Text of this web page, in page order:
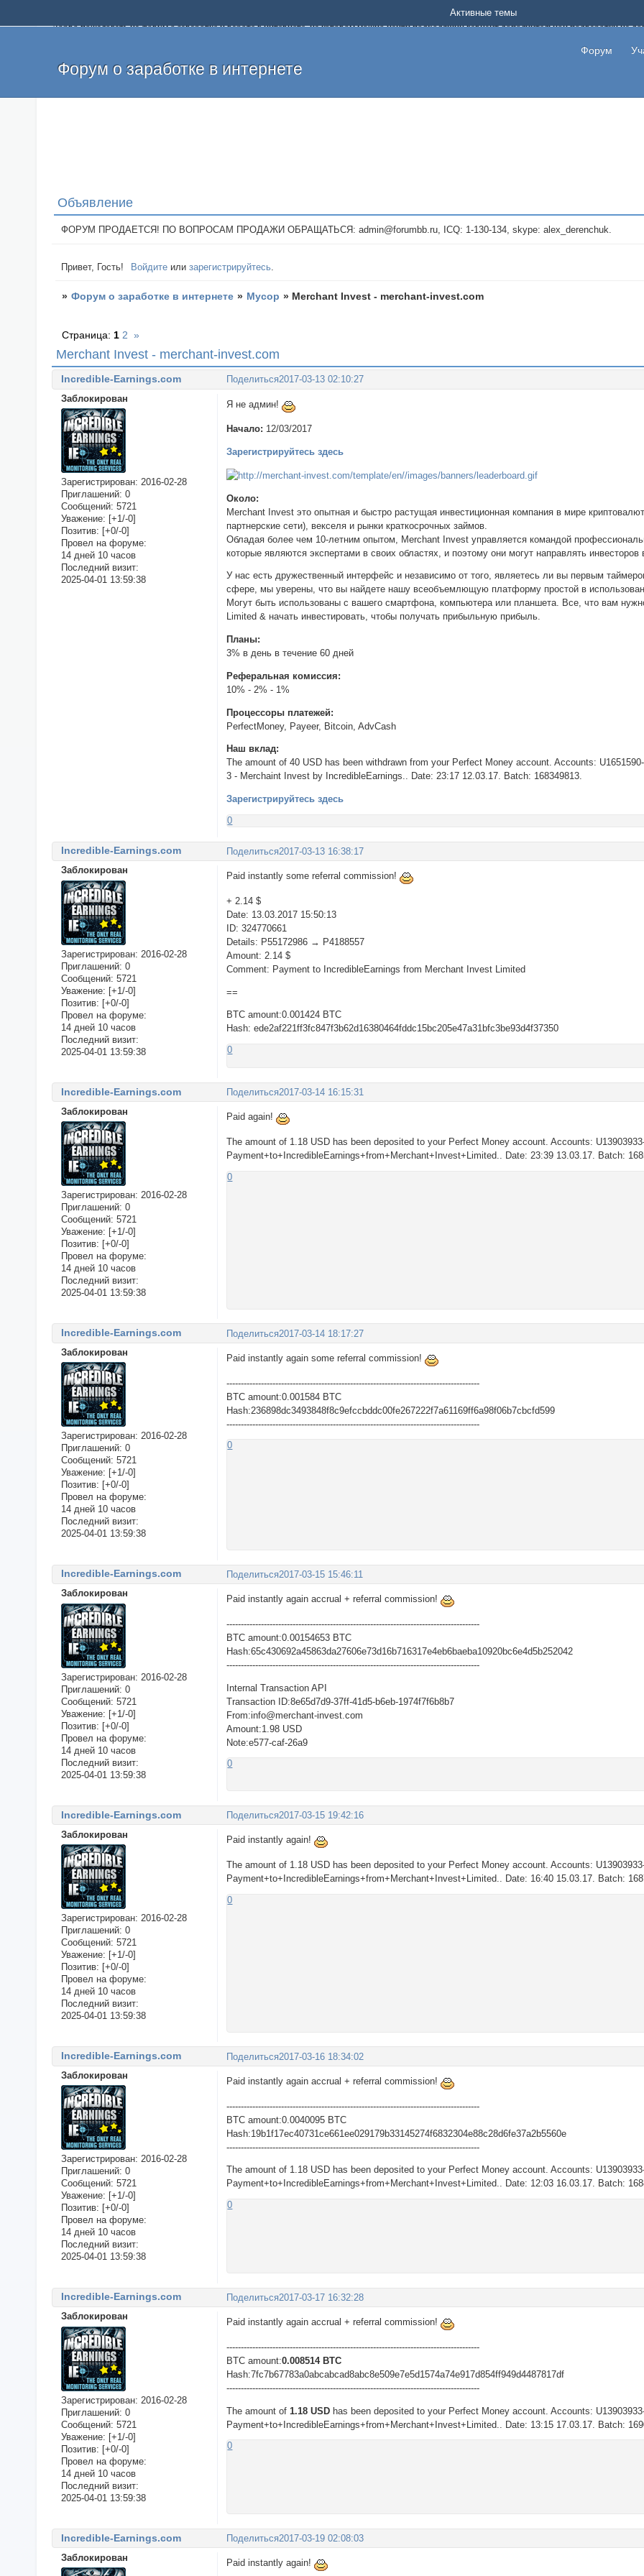
Добро пожаловать на форум о заработке и работе в интернете, на котором можно найти подходящий вариант дополнительной подработки на
и оставлять свои отзывы. Если вы знаете, что определенный проект или сайт не платит, то указывайте в теме что это лохотрон, чтобы другие
легкие деньги без вложений и регистрации уже сегодня. Создавайте новые темы, размещайте объявления со своими пригласительными
Форум о заработке в интернете
Форум
Активные темы
Объявление
ФОРУМ ПРОДАЕТСЯ! ПО ВОПРОСАМ ПРОДАЖИ ОБРАЩАТЬСЯ: admin@forumbb.ru, ICQ: 1-130-134, skype: alex_derenchuk.
Привет, Гость! Войдите илизарегистрируйтесь.
» Форум о заработке в интернете » Мусор » Merchant Invest - merchant-invest.com
Merchant Invest - merchant-invest.com
Страница: 1 2 »
Поделиться2017-03-13 02:10:27
Incredible-Earnings.com
Заблокирован
Зарегистрирован: 2016-02-28
Приглашений: 0
Сообщений: 5721
Уважение: [+1/-0]
Позитив: [+0/-0]
Провел на форуме:
14 дней 10 часов
Последний визит:
2025-04-01 13:59:38
Я не админ!
Начало: 12/03/2017
Зарегистрируйтесь здесь
Около:
Merchant Invest это опытная и быстро растущая инвестиционная компания в мире
партнерские сети), векселя и рынки краткосрочных займов.
Обладая более чем 10-летним опытом, Merchant Invest управляется командой
которые являются экспертами в своих областях, и поэтому они могут направлять
У нас есть дружественный интерфейс и независимо от того, являетесь ли вы первым
сфере, мы уверены, что вы найдете нашу всеобъемлющую платформу простой в
Могут быть использованы с вашего смартфона, компьютера или планшета. Все, что вам
Limited & начать инвестировать, чтобы получать прибыльную прибыль.
Планы:
3% в день в течение 60 дней
Реферальная комиссия:
10% - 2% - 1%
Процессоры платежей:
PerfectMoney, Payeer, Bitcoin, AdvCash
Наш вклад:
The amount of 40 USD has been withdrawn from your Perfect Money account. Accounts:
3 - Merchaint Invest by IncredibleEarnings.. Date: 23:17 12.03.17. Batch: 168349813.
Зарегистрируйтесь здесь
0
Поделиться2017-03-13 16:38:17
Incredible-Earnings.com
Заблокирован
Зарегистрирован: 2016-02-28
Приглашений: 0
Сообщений: 5721
Уважение: [+1/-0]
Позитив: [+0/-0]
Провел на форуме:
14 дней 10 часов
Последний визит:
2025-04-01 13:59:38
Paid instantly some referral commission!
+ 2.14 $
Date: 13.03.2017 15:50:13
ID: 324770661
Details: P55172986 → P4188557
Amount: 2.14 $
Comment: Payment to IncredibleEarnings from Merchant Invest Limited
==
BTC amount:0.001424 BTC
Hash: ede2af221ff3fc847f3b62d16380464fddc15bc205e47a31bfc3be93d4f37350
0
Поделиться2017-03-14 16:15:31
Incredible-Earnings.com
Заблокирован
Зарегистрирован: 2016-02-28
Приглашений: 0
Сообщений: 5721
Уважение: [+1/-0]
Позитив: [+0/-0]
Провел на форуме:
14 дней 10 часов
Последний визит:
2025-04-01 13:59:38
Paid again!
The amount of 1.18 USD has been deposited to your Perfect Money account. Accounts:
Payment+to+IncredibleEarnings+from+Merchant+Invest+Limited.. Date: 23:39 13.03.17. Batch:
0
Поделиться2017-03-14 18:17:27
Incredible-Earnings.com
Заблокирован
Зарегистрирован: 2016-02-28
Приглашений: 0
Сообщений: 5721
Уважение: [+1/-0]
Позитив: [+0/-0]
Провел на форуме:
14 дней 10 часов
Последний визит:
2025-04-01 13:59:38
Paid instantly again some referral commission!
----------------------------------------------------------------------------------------
BTC amount:0.001584 BTC
Hash:236898dc3493848f8c9efccbddc00fe267222f7a61169ff6a98f06b7cbcfd599
----------------------------------------------------------------------------------------
0
Поделиться2017-03-15 15:46:11
Incredible-Earnings.com
Заблокирован
Зарегистрирован: 2016-02-28
Приглашений: 0
Сообщений: 5721
Уважение: [+1/-0]
Позитив: [+0/-0]
Провел на форуме:
14 дней 10 часов
Последний визит:
2025-04-01 13:59:38
Paid instantly again accrual + referral commission!
----------------------------------------------------------------------------------------
BTC amount:0.00154653 BTC
Hash:65c430692a45863da27606e73d16b716317e4eb6baeba10920bc6e4d5b252042
----------------------------------------------------------------------------------------
Internal Transaction API
Transaction ID:8e65d7d9-37ff-41d5-b6eb-1974f7f6b8b7
From:info@merchant-invest.com
Amount:1.98 USD
Note:e577-caf-26a9
0
Поделиться2017-03-15 19:42:16
Incredible-Earnings.com
Заблокирован
Зарегистрирован: 2016-02-28
Приглашений: 0
Сообщений: 5721
Уважение: [+1/-0]
Позитив: [+0/-0]
Провел на форуме:
14 дней 10 часов
Последний визит:
2025-04-01 13:59:38
Paid instantly again!
The amount of 1.18 USD has been deposited to your Perfect Money account. Accounts:
Payment+to+IncredibleEarnings+from+Merchant+Invest+Limited.. Date: 16:40 15.03.17. Batch:
0
Поделиться2017-03-16 18:34:02
Incredible-Earnings.com
Заблокирован
Зарегистрирован: 2016-02-28
Приглашений: 0
Сообщений: 5721
Уважение: [+1/-0]
Позитив: [+0/-0]
Провел на форуме:
14 дней 10 часов
Последний визит:
2025-04-01 13:59:38
Paid instantly again accrual + referral commission!
----------------------------------------------------------------------------------------
BTC amount:0.0040095 BTC
Hash:19b1f17ec40731ce661ee029179b33145274f6832304e88c28d6fe37a2b5560e
----------------------------------------------------------------------------------------
The amount of 1.18 USD has been deposited to your Perfect Money account. Accounts:
Payment+to+IncredibleEarnings+from+Merchant+Invest+Limited.. Date: 12:03 16.03.17. Batch:
0
Поделиться2017-03-17 16:32:28
Incredible-Earnings.com
Заблокирован
Зарегистрирован: 2016-02-28
Приглашений: 0
Сообщений: 5721
Уважение: [+1/-0]
Позитив: [+0/-0]
Провел на форуме:
14 дней 10 часов
Последний визит:
2025-04-01 13:59:38
Paid instantly again accrual + referral commission!
----------------------------------------------------------------------------------------
BTC amount:0.008514 BTC
Hash:7fc7b67783a0abcabcad8abc8e509e7e5d1574a74e917d854ff949d4487817df
----------------------------------------------------------------------------------------
The amount of 1.18 USD has been deposited to your Perfect Money account. Accounts:
Payment+to+IncredibleEarnings+from+Merchant+Invest+Limited.. Date: 13:15 17.03.17. Batch:
0
Поделиться2017-03-19 02:08:03
Incredible-Earnings.com
Заблокирован
Paid instantly again!